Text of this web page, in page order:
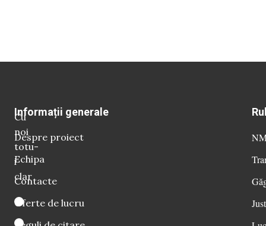
Cu
noi
totu-
i
clar
Informații generale
Despre proiect
Echipa
Contacte
Oferte de lucru